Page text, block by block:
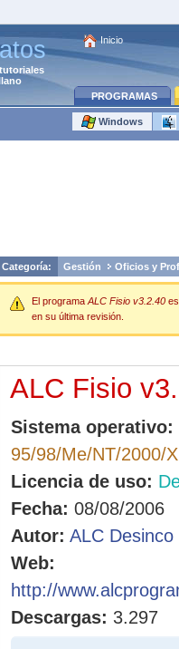
Inicio
PROGRAMAS
Windows
Categoría: Gestión Oficios y
El programa ALC Fisio v3.2.40
en su última revisión.
ALC Fisio
Sistema operativo:
95/98/Me/NT/2000/
Licencia de uso:
Fecha: 08/08/2006
Autor: ALC
Web:
http://
Descargas: 3.297